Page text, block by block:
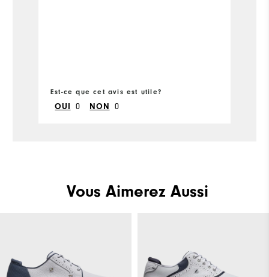
Est-ce que cet avis est utile?
OUI 0 NON 0
Vous Aimerez Aussi